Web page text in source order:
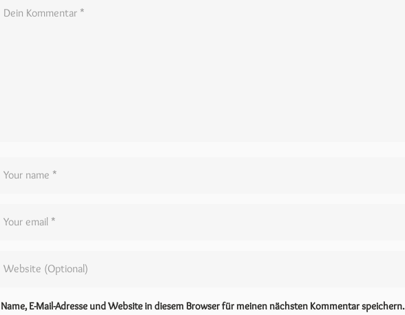
Name, E-Mail-Adresse und Website in diesem Browser für meinen nächsten Kommentar speichern.